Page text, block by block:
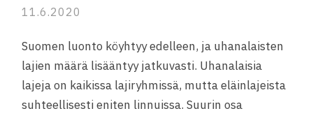
11.6.2020
Suomen luonto köyhtyy edelleen, ja uhanalaisten
lajien määrä lisääntyy jatkuvasti. Uhanalaisia
lajeja on kaikissa lajiryhmissä, mutta eläinlajeista
suhteellisesti eniten linnuissa. Suurin osa